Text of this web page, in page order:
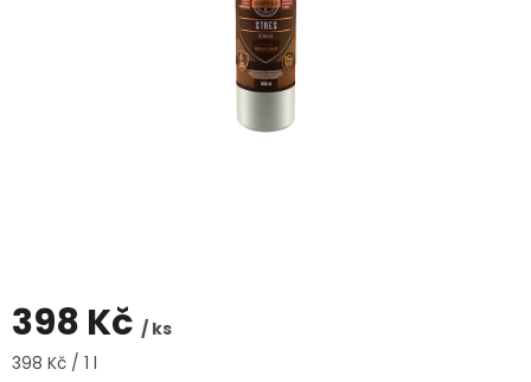
398 Kč / ks
Měrná
398 Kč / 1 l